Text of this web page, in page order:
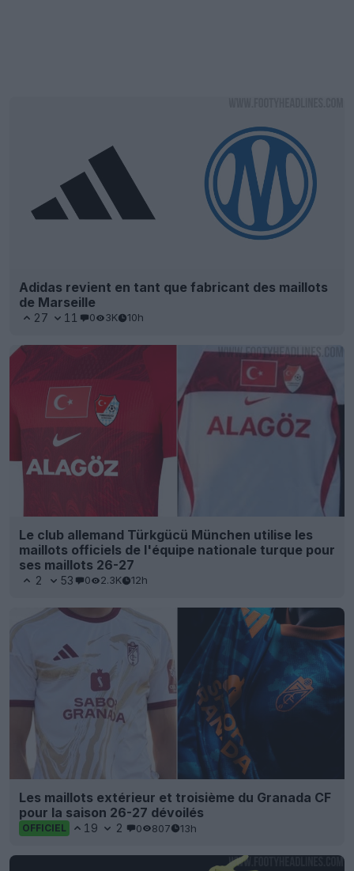
Adidas revient en tant que fabricant des maillots
de Marseille
27 11 0 3K 10h
Le club allemand Türkgücü München utilise les
maillots officiels de l'équipe nationale turque pour
ses maillots 26-27
2 53 0 2.3K 12h
Les maillots extérieur et troisième du Granada CF
pour la saison 26-27 dévoilés
OFFICIEL 19 2 0 807 13h